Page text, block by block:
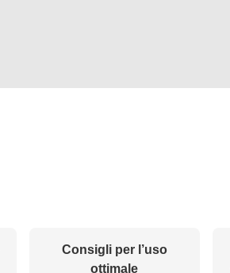
Consigli per l’uso
ottimale